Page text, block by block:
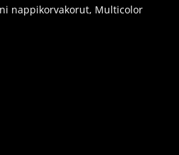
nappikorvakorut, Multicolor